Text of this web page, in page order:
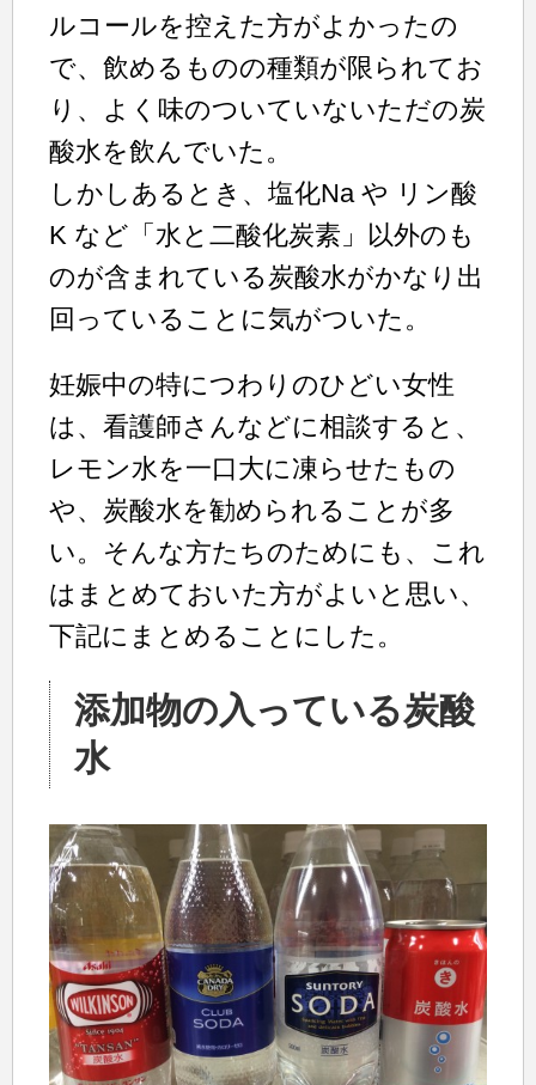
ルコールを控えた方がよかったの
で、飲めるものの種類が限られてお
り、よく味のついていないただの炭
酸水を飲んでいた。
しかしあるとき、塩化Na や リン酸
K など「水と二酸化炭素」以外のも
のが含まれている炭酸水がかなり出
回っていることに気がついた。
妊娠中の特につわりのひどい女性
は、看護師さんなどに相談すると、
レモン水を一口大に凍らせたもの
や、炭酸水を勧められることが多
い。そんな方たちのためにも、これ
はまとめておいた方がよいと思い、
下記にまとめることにした。
添加物の入っている炭酸
水